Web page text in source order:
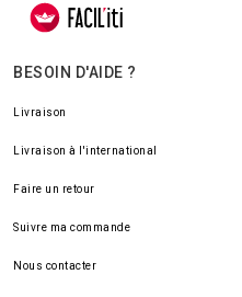
BESOIN D'AIDE ?
Livraison
Livraison à l'international
Faire un retour
Suivre ma commande
Nous contacter